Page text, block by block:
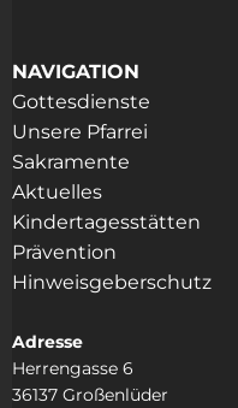
NAVIGATION
Gottesdienste
Unsere Pfarrei
Sakramente
Aktuelles
Kindertagesstätten
Prävention
Hinweisgeberschutz
Adresse
Herrengasse 6
36137 Großenlüder